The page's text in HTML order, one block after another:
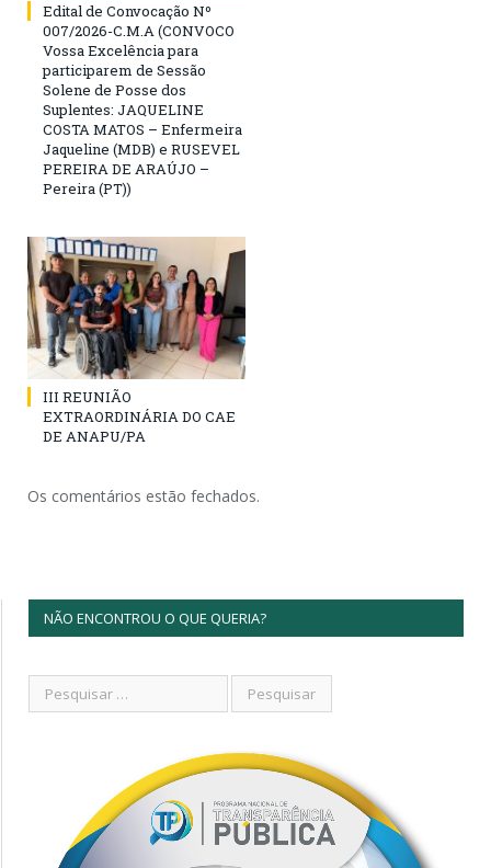
Edital de Convocação Nº
007/2026-C.M.A (CONVOCO
Vossa Excelência para
participarem de Sessão
Solene de Posse dos
Suplentes: JAQUELINE
COSTA MATOS – Enfermeira
Jaqueline (MDB) e RUSEVEL
PEREIRA DE ARAÚJO –
Pereira (PT))
III REUNIÃO
EXTRAORDINÁRIA DO CAE
DE ANAPU/PA
Os comentários estão fechados.
NÃO ENCONTROU O QUE QUERIA?